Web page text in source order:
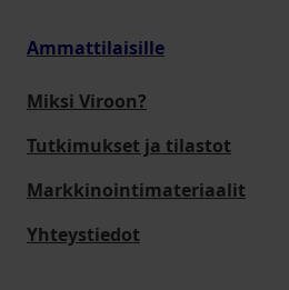
Ammattilaisille
Miksi Viroon?
Tutkimukset ja tilastot
Markkinointimateriaalit
Yhteystiedot